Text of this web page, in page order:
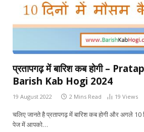
प्रतापगढ़ में बारिश कब होगी –
Barish Kab Hogi 2024
19 August 2022 2 Mins Read 19 Views
चलिए जानते है प्रतापगढ़ में बारिश कब होगी और अगले 10
पेज में आपको…